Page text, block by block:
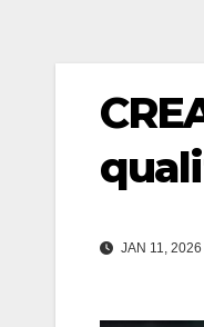
JAN 11, 2026